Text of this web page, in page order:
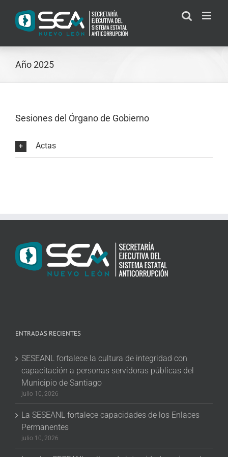
content
Año 2025
Sesiones del Órgano de Gobierno
Actas
ENTRADAS RECIENTES
SESEANL fortalece la cultura de integridad con
capacitación a personas servidoras públicas del
Municipio de Santiago
julio 10, 2026
La SESEANL fortalece capacidades de los Enlaces
Permanentes
julio 10, 2026